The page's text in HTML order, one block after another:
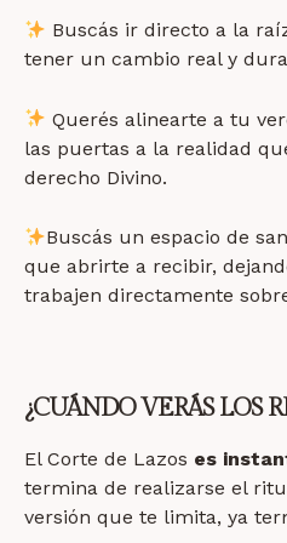
Buscás ir directo a la
tener un cambio real y
Querés alinearte a tu
las puertas a la realidad
derecho Divino.
Buscás un espacio de
que abrirte a recibir,
trabajen directamente
¿CUÁNDO VERÁS LOS
El Corte de Lazos es
termina de realizarse el
versión que te limita, ya